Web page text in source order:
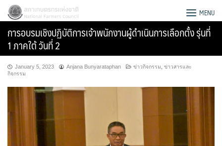
Skip
content
สภาเกษตรกรแห่งชาติ MENU
การอบรมเชิงปฏิบัติการเจ้าพนักงานผู้ดำเนินการเลือกตั้ง รุ่นที่
1 ภาคใต้ วันที่ 2
January 5, 2023 Anjana Bunyarataphan ข่าวกิจกรรม ข่าวสารและ
กิจกรรม